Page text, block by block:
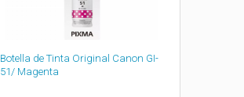
Botella de Tinta Original Canon GI-
51/ Magenta